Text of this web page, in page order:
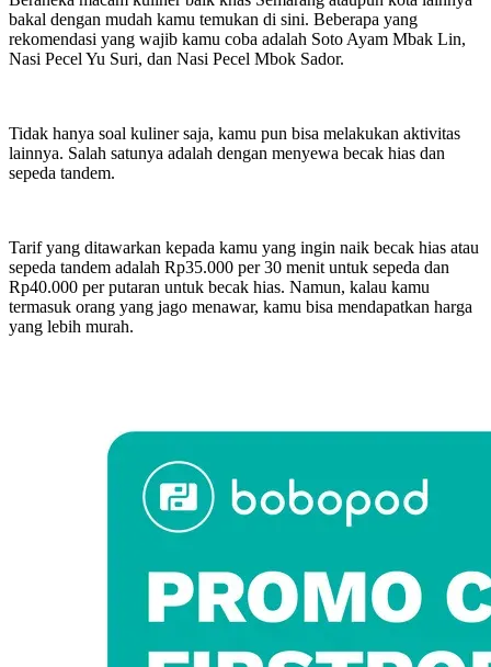
bakal dengan mudah kamu temukan di sini. Beberapa yang
rekomendasi yang wajib kamu coba adalah Soto Ayam Mbak Lin,
Nasi Pecel Yu Suri, dan Nasi Pecel Mbok Sador.
Tidak hanya soal kuliner saja, kamu pun bisa melakukan aktivitas
lainnya. Salah satunya adalah dengan menyewa becak hias dan
sepeda tandem.
Tarif yang ditawarkan kepada kamu yang ingin naik becak hias atau
sepeda tandem adalah Rp35.000 per 30 menit untuk sepeda dan
Rp40.000 per putaran untuk becak hias. Namun, kalau kamu
termasuk orang yang jago menawar, kamu bisa mendapatkan harga
yang lebih murah.